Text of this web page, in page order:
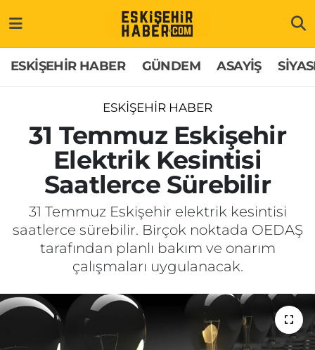
ESKİŞEHİR HABER GÜNDEM ASAYİŞ
ESKİŞEHİR HABER
31 Temmuz Eskişehir
Elektrik Kesintisi
Saatlerce Sürebilir
31 Temmuz Eskişehir elektrik kesintisi
saatlerce sürebilir. Birçok noktada OEDAŞ
tarafından planlı bakım ve onarım
çalışmaları uygulanacak.
GÜNDEM
ASAYİŞ
SİYASET
EKONOMİ
SAĞLIK
EĞİTİM
SPOR
MAGAZİN
Hakkımızda
İletişim
Künye
Odunpazarı Trafik Yoğunluk Haritası
Süper Lig Puan Durumu ve Fikstür
Tüm Manşetler
Son Dakika Haberleri
Haber Arşivi